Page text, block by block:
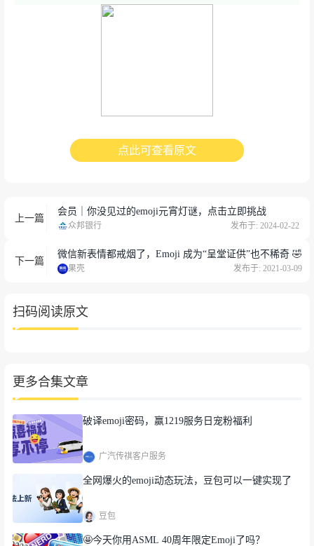
麦当劳开启寻「杯」之旅
迪士尼被告薪酬存在性别歧视
二手交易平台宣战快时尚
10 岁男孩要求苹果更改「冒犯性」
Emoji
点此可查看原文
上一篇
会员｜你没见过的emoji元宵灯谜，点击立即挑战
众邦银行 发布于: 2024-02-22
下一篇
微信新表情都戒烟了，Emoji 成为“呈堂证供”也不稀奇 🤣
果壳 发布于: 2021-03-09
扫码阅读原文
更多合集文章
破译emoji密码，赢1219服务日宠粉福利
广汽传祺客户服务
全网爆火的emoji动态玩法，豆包可以一键实现了
豆包
🤩今天你用ASML 40周年限定Emoji了吗？